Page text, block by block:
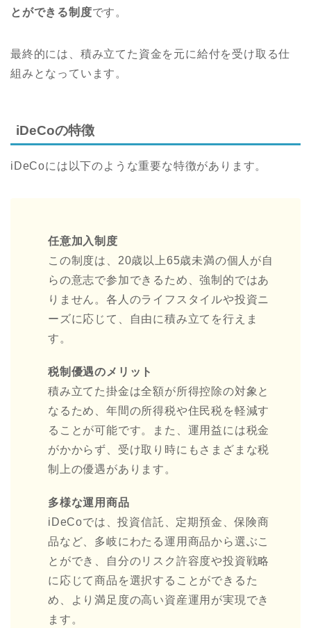
とができる制度です。
最終的には、積み立てた資金を元に給付を受け取る仕
組みとなっています。
iDeCoの特徴
iDeCoには以下のような重要な特徴があります。
任意加入制度
この制度は、20歳以上65歳未満の個人が自
らの意志で参加できるため、強制的ではあ
りません。各人のライフスタイルや投資ニ
ーズに応じて、自由に積み立てを行えま
す。
税制優遇のメリット
積み立てた掛金は全額が所得控除の対象と
なるため、年間の所得税や住民税を軽減す
ることが可能です。また、運用益には税金
がかからず、受け取り時にもさまざまな税
制上の優遇があります。
多様な運用商品
iDeCoでは、投資信託、定期預金、保険商
品など、多岐にわたる運用商品から選ぶこ
とができ、自分のリスク許容度や投資戦略
に応じて商品を選択することができるた
め、より満足度の高い資産運用が実現でき
ます。